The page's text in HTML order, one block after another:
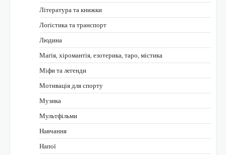
Література та книжки
Логістика та транспорт
Людина
Магія, хіромантія, езотерика, таро, містика
Міфи та легенди
Мотивація для спорту
Музика
Мультфільми
Навчання
Напої